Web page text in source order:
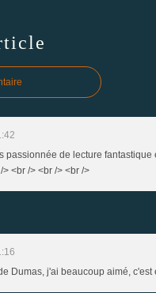
passionnée de lecture
/> <br /> <br />
Dumas, j'ai beaucoup aimé,